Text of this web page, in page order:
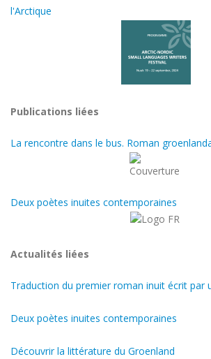
l'Arctique
Publications liées
La rencontre dans le bus. Roman
Deux poètes inuites contemporaines
Actualités liées
Traduction du premier roman inuit écrit par
Deux poètes inuites contemporaines
Découvrir la littérature du Groenland